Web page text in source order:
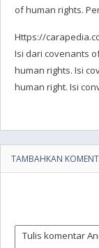
of human rights.
Https://
Isi dari covenants
human rights. Isi
human right. Isi
TAMBAHKAN